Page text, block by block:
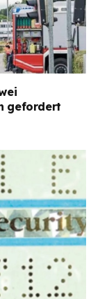
gefordert